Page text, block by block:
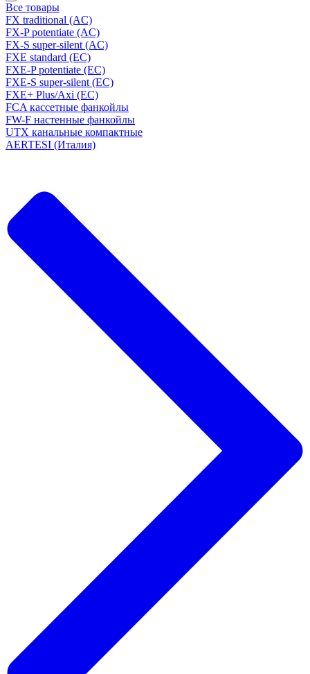
Все товары
FX traditional (AC)
FX-P potentiate (AC)
FX-S super-silent (AC)
FXE standard (EC)
FXE-P potentiate (EC)
FXE-S super-silent (EC)
FXE+ Plus/Axi (EC)
FCA кассетные фанкойлы
FW-F настенные фанкойлы
UTX канальные компактные
AERTESI (Италия)